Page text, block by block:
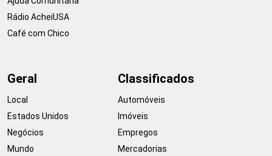
Rádio AcheiUSA
Café com Chico
Geral
Local
Estados Unidos
Negócios
Mundo
Classificados
Automóveis
Imóveis
Empregos
Mercadorias